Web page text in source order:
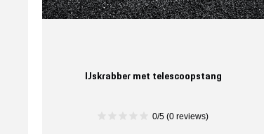
IJskrabber met telescoopstang
0/5 (0 reviews)